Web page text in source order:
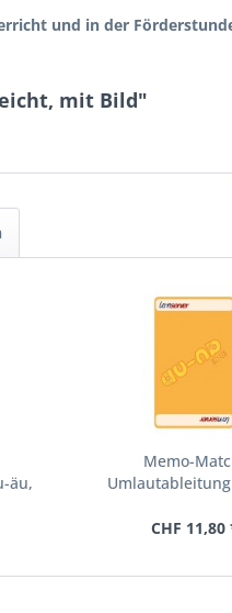
und in der
mit Bild"
äu,
Memo-
CHF 11,80